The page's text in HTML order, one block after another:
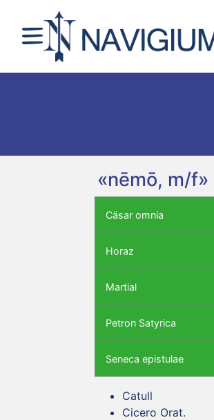
«nēmō, m/
Cäsar omnia
Horaz
Martial
Petron Satyrica
Seneca epistulae
Catull
Cicero Orat.